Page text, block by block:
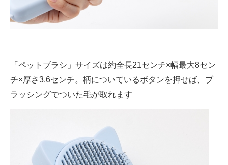
「ペットブラシ」サイズは約全長21センチ×幅最大8セン
チ×厚さ3.6センチ。柄についているボタンを押せば、ブ
ラッシングでついた毛が取れます